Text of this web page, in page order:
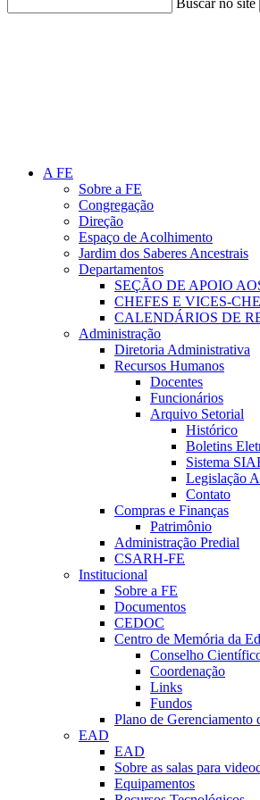
Buscar no site
A FE
Sobre a FE
Congregação
Direção
Espaço de Acolhimento
Jardim dos Saberes Ancestrais
Departamentos
SEÇÃO DE APOIO
CHEFES E VICES-
CALENDÁRIOS DE
Administração
Diretoria Administrativa
Recursos Humanos
Docentes
Funcionários
Arquivo Setorial
Histórico
Boletins
Sistema
Legislação
Contato
Compras e Finanças
Patrimônio
Administração Predial
CSARH-FE
Institucional
Sobre a FE
Documentos
CEDOC
Centro de Memória da
Conselho
Coordenação
Links
Fundos
Plano de Gerenciamento
EAD
EAD
Sobre as salas para
Equipamentos